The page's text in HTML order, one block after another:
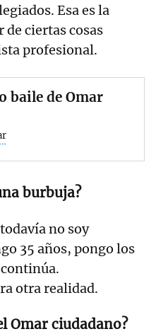
Esa es la
ciertas cosas
profesional.
baile de Omar
burbuja?
no soy
35 años, pongo los
otra realidad.
Omar ciudadano?